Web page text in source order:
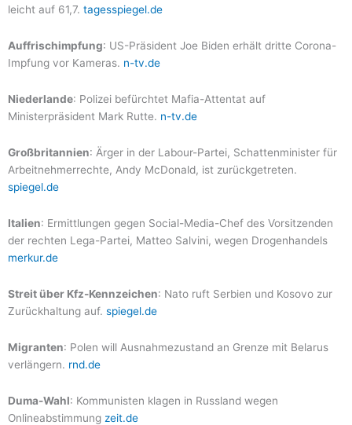
leicht auf 61,7. tagesspiegel.de
Auffrischimpfung: US-Präsident Joe Biden erhält dritte Corona-
Impfung vor Kameras. n-tv.de
Niederlande: Polizei befürchtet Mafia-Attentat auf
Ministerpräsident Mark Rutte. n-tv.de
Großbritannien: Ärger in der Labour-Partei, Schattenminister für
Arbeitnehmerrechte, Andy McDonald, ist zurückgetreten.
spiegel.de
Italien: Ermittlungen gegen Social-Media-Chef des Vorsitzenden
der rechten Lega-Partei, Matteo Salvini, wegen Drogenhandels
merkur.de
Streit über Kfz-Kennzeichen: Nato ruft Serbien und Kosovo zur
Zurückhaltung auf. spiegel.de
Migranten: Polen will Ausnahmezustand an Grenze mit Belarus
verlängern. rnd.de
Duma-Wahl: Kommunisten klagen in Russland wegen
Onlineabstimmung zeit.de